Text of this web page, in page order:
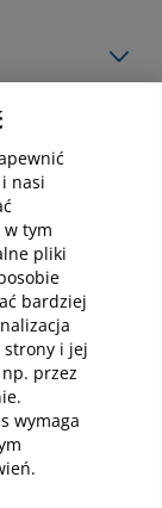
nasi
tym
pliki
bardziej
strony i jej
przez
wymaga